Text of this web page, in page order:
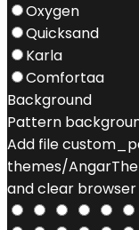
Oxygen
Quicksand
Karla
Comfortaa
Background
Pattern
Add file
themes/
and clear